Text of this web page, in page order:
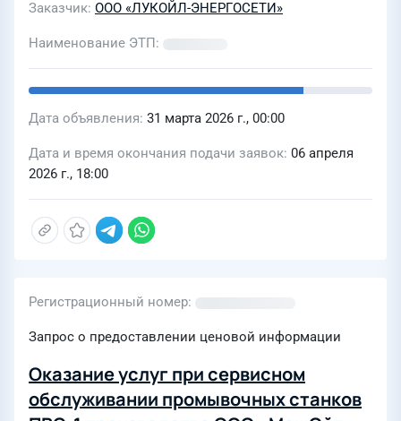
Заказчик ООО «ЛУКОЙЛ-ЭНЕРГОСЕТИ»
Наименование ЭТП
Дата объявления 31 марта 2026 г., 00:00
Дата и время окончания подачи заявок 06 апреля
2026 г., 18:00
Регистрационный номер
Запрос о предоставлении ценовой информации
Оказание услуг при сервисном
обслуживании промывочных станков